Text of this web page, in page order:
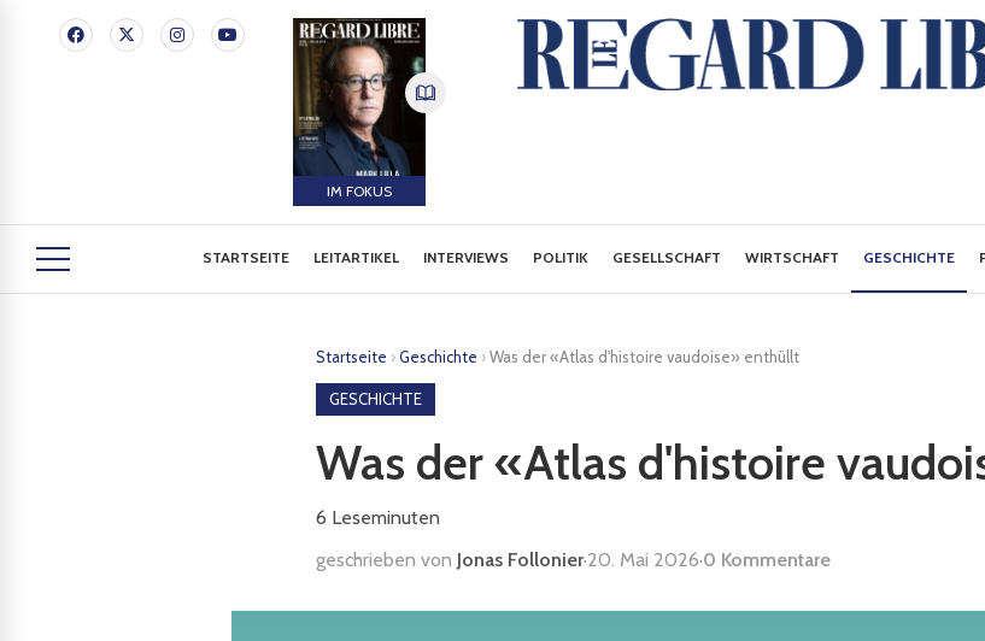
IM FOKUS
STARTSEITE LEITARTIKEL INTERVIEWS POLITIK GESELLSCHAFT WIRTSCHAFT GESCHICHTE
Startseite ›Geschichte ›Was der «Atlas d'histoire vaudoise» enthüllt
GESCHICHTE
Was der «Atlas d'histoire
6 Leseminuten
geschrieben von Jonas Follonier·20. Mai 2026·0 Kommentare